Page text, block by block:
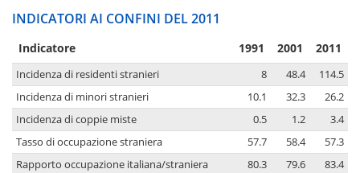
INDICATORI AI CONFINI DEL 2011
Indicatore 1991 2001 2011
Incidenza di residenti stranieri 8 48.4
114.5
Incidenza di minori stranieri
10.1 32.3
26.2
Incidenza di coppie miste
0.5 1.2
3.4
Tasso di occupazione straniera
57.7 58.4
57.3
Rapporto occupazione italiana/straniera
80.3 79.6
83.4